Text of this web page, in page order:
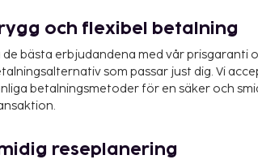
och flexibel betalning
de bästa erbjudandena med vår prisgaranti
som passar just dig. Vi
betalningsmetoder för en säker och
reseplanering